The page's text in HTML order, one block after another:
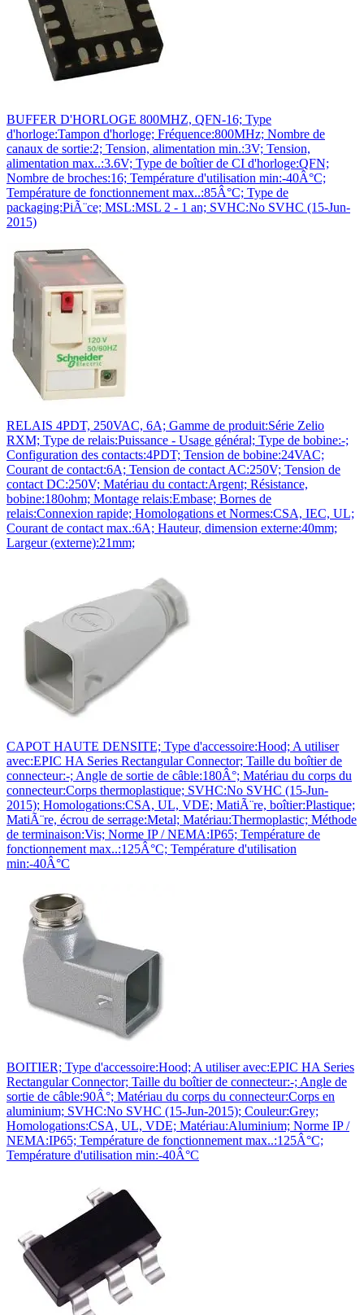
BUFFER D'HORLOGE 800MHZ, QFN-16; Type
d'horloge:Tampon d'horloge; Fréquence:800MHz; Nombre de
canaux de sortie:2; Tension, alimentation min.:3V; Tension,
alimentation max..:3.6V; Type de boîtier de CI d'horloge:QFN;
Nombre de broches:16; Température d'utilisation min:-40Â°C;
Température de fonctionnement max..:85Â°C; Type de
packaging:PiÃ¨ce; MSL:MSL 2 - 1 an; SVHC:No SVHC (15-Jun-
2015)
RELAIS 4PDT, 250VAC, 6A; Gamme de produit:Série Zelio
RXM; Type de relais:Puissance - Usage général; Type de bobine:-;
Configuration des contacts:4PDT; Tension de bobine:24VAC;
Courant de contact:6A; Tension de contact AC:250V; Tension de
contact DC:250V; Matériau du contact:Argent; Résistance,
bobine:180ohm; Montage relais:Embase; Bornes de
relais:Connexion rapide; Homologations et Normes:CSA, IEC, UL;
Courant de contact max.:6A; Hauteur, dimension externe:40mm;
Largeur (externe):21mm;
CAPOT HAUTE DENSITE; Type d'accessoire:Hood; A utiliser
avec:EPIC HA Series Rectangular Connector; Taille du boîtier de
connecteur:-; Angle de sortie de câble:180Â°; Matériau du corps du
connecteur:Corps thermoplastique; SVHC:No SVHC (15-Jun-
2015); Homologations:CSA, UL, VDE; MatiÃ¨re, boîtier:Plastique;
MatiÃ¨re, écrou de serrage:Metal; Matériau:Thermoplastic; Méthode
de terminaison:Vis; Norme IP / NEMA:IP65; Température de
fonctionnement max..:125Â°C; Température d'utilisation
min:-40Â°C
BOITIER; Type d'accessoire:Hood; A utiliser avec:EPIC HA Series
Rectangular Connector; Taille du boîtier de connecteur:-; Angle de
sortie de câble:90Â°; Matériau du corps du connecteur:Corps en
aluminium; SVHC:No SVHC (15-Jun-2015); Couleur:Grey;
Homologations:CSA, UL, VDE; Matériau:Aluminium; Norme IP /
NEMA:IP65; Température de fonctionnement max..:125Â°C;
Température d'utilisation min:-40Â°C